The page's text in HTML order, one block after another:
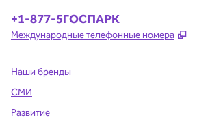
Телефон:
+1-877-5ГОСПАРК
Международные телефонные номера ,
Наши бренды
СМИ
Развитие